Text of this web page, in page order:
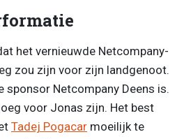
het vernieuwde Netcompany-
zou zijn voor zijn landgenoot.
sponsor Netcompany Deens is.
voor Jonas zijn. Het best
Tadej Pogacar moeilijk te